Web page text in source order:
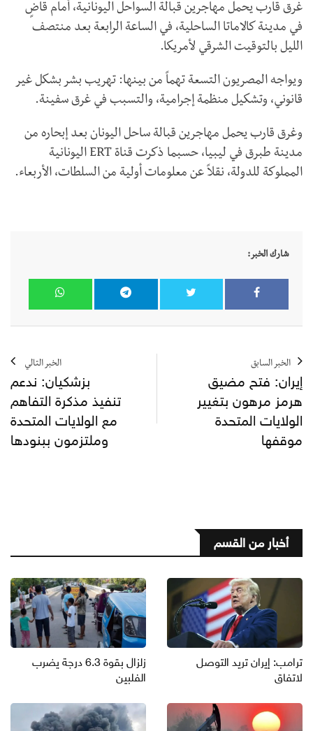
غرق قارب يحمل مهاجرين قبالة السواحل اليونانية، أمام قاضٍ
في مدينة كالاماتا الساحلية، في الساعة الرابعة بعد منتصف
الليل بالتوقيت الشرقي لأمريكا.
ويواجه المصريون التسعة تهماً من بينها: تهريب بشر بشكل غير
قانوني، وتشكيل منظمة إجرامية، والتسبب في غرق سفينة.
وغرق قارب يحمل مهاجرين قبالة ساحل اليونان بعد إبحاره من
مدينة طبرق في ليبيا، حسبما ذكرت قناة ERT اليونانية
المملوكة للدولة، نقلاً عن معلومات أولية من السلطات، الأربعاء.
شارك الخبر:
الخبر السابق
إيران: فتح مضيق
هرمز مرهون بتغيير
الولايات المتحدة
موقفها
الخبر التالي
بزشكيان: ندعم
تنفيذ مذكرة التفاهم
مع الولايات المتحدة
وملتزمون ببنودها
أخبار من القسم
ترامب: إيران تريد التوصل
لاتفاق
زلزال بقوة 6.3 درجة يضرب
الفلبين